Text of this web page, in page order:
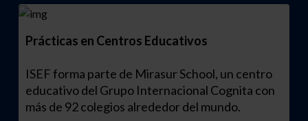
Prácticas en Centros Educativos
ISEF forma parte de Mirasur School, un centro
educativo del Grupo Internacional Cognita con
más de 92 colegios alrededor del mundo.